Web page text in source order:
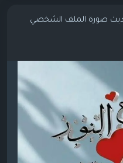
صورة الملف الشخصي